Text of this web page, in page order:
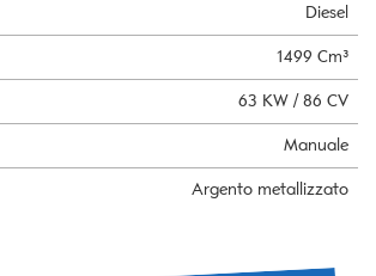
Diesel
1499 Cm³
63 KW / 86 CV
Manuale
Argento metallizzato